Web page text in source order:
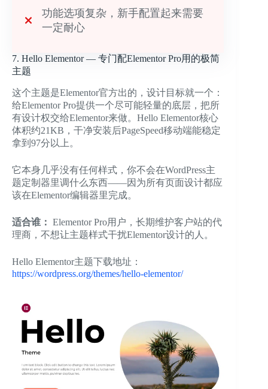
功能选项复杂，新手配置起来需要
一定耐心
7. Hello Elementor — 专门配Elementor Pro用的极简
主题
这个主题是Elementor官方出的，设计目标就一个：
给Elementor Pro提供一个尽可能轻量的底层，把所
有设计权交给Elementor来做。Hello Elementor核心
体积约21KB，干净安装后PageSpeed移动端能稳定
拿到97分以上。
它本身几乎没有任何样式，你不会在WordPress主
题定制器里调什么东西——因为所有页面设计都应
该在Elementor编辑器里完成。
适合谁： Elementor Pro用户，长期维护客户站的代
理商，不想让主题样式干扰Elementor设计的人。
Hello Elementor主题下载地址：
https://wordpress.org/themes/hello-elementor/